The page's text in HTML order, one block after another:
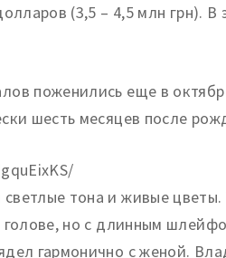
(3,5 – 4,5 млн грн).
поженились еще в
шесть месяцев после
тона и живые
но с длинным
гармонично с женой.